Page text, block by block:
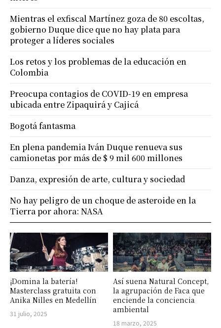
¡Domina la batería!
Masterclass gratuita con
Anika Nilles en Medellín
31 julio, 2025
Así suena Natural Concept,
la agrupación de Faca que
enciende la conciencia
ambiental
18 marzo, 2025
Mientras el exfiscal Martínez goza de 80 escoltas,
gobierno Duque dice que no hay plata para
proteger a líderes sociales
Los retos y los problemas de la educación en
Colombia
Preocupa contagios de COVID-19 en empresa
ubicada entre Zipaquirá y Cajicá
Bogotá fantasma
En plena pandemia Iván Duque renueva sus
camionetas por más de $ 9 mil 600 millones
Danza, expresión de arte, cultura y sociedad
No hay peligro de un choque de asteroide en la
Tierra por ahora: NASA